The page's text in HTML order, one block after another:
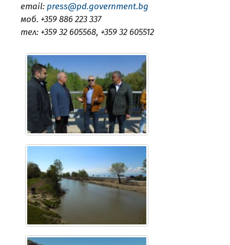
email: press@pd.government.bg
моб. +359 886 223 337
тел: +359 32 605568, +359 32 605512